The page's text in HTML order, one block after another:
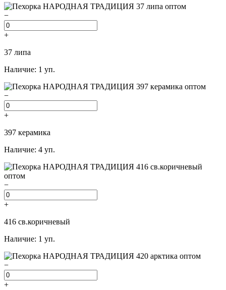
−
+
37 липа
Наличие: 1 уп.
−
+
397 керамика
Наличие: 4 уп.
−
+
416 св.коричневый
Наличие: 1 уп.
−
+